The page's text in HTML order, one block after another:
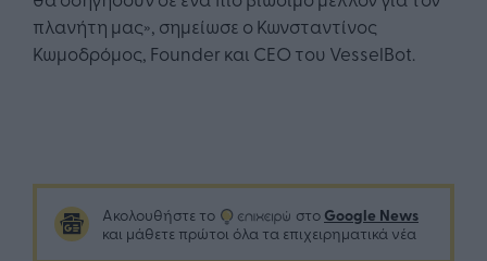
πλανήτη μας», σημείωσε ο Κωνσταντίνος
Κωμοδρόμος, Founder και CEO του VesselBot.
Ακολουθήστε το στο Google News
και μάθετε πρώτοι όλα τα επιχειρηματικά νέα